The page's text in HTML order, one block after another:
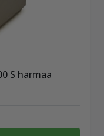
S harmaa